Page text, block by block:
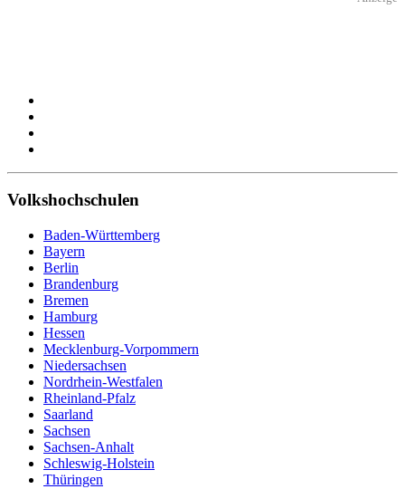
Volkshochschulen
Baden-Württemberg
Bayern
Berlin
Brandenburg
Bremen
Hamburg
Hessen
Mecklenburg-Vorpommern
Niedersachsen
Nordrhein-Westfalen
Rheinland-Pfalz
Saarland
Sachsen
Sachsen-Anhalt
Schleswig-Holstein
Thüringen